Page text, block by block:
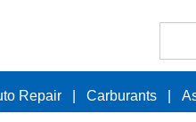
Repair Carburants